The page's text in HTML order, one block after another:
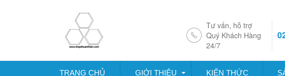
Tư vấn, hỗ trợ
Quý Khách Hàng
24/7
TRANG CHỦ GIỚI THIỆU KIẾN THỨC